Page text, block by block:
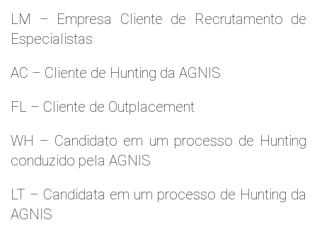
LM – Empresa Cliente de Recrutamento de
Especialistas
AC – Cliente de Hunting da AGNIS
FL – Cliente de Outplacement
WH – Candidato em um processo de Hunting
conduzido pela AGNIS
LT – Candidata em um processo de Hunting da
AGNIS